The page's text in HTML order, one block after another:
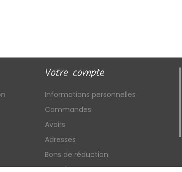
Votre compte
Informations personnelles
Commandes
Avoirs
Adresses
Bons de réduction
Mes alertes